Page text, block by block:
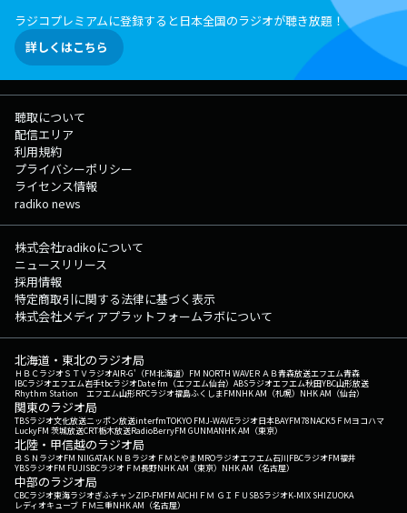
ラジコプレミアムに登録すると日本全国のラジオが聴き放題！
詳しくはこちら
聴取について
配信エリア
利用規約
プライバシーポリシー
ライセンス情報
radiko news
株式会社radikoについて
ニュースリリース
採用情報
特定商取引に関する法律に基づく表示
株式会社メディアプラットフォームラボについて
北海道・東北のラジオ局
ＨＢＣラジオＳＴＶラジオAIR-G'（FM北海道） FM NORTH WAVEＲＡＢ青森放送エフエム青森
IBCラジオエフエム岩手tbcラジオDate fm（エフエム仙台） ABSラジオエフエム秋田YBC山形放送
Rhythm Station エフエム山形RFCラジオ福島ふくしまFMNHK AM（札幌） NHK AM（仙台）
関東のラジオ局
TBSラジオ文化放送ニッポン放送interfmTOKYO FMJ-WAVEラジオ日本BAYFM78NACK5 ＦＭヨコハマ
LuckyFM 茨城放送CRT栃木放送RadioBerryFM GUNMANHK AM（東京）
北陸・甲信越のラジオ局
ＢＳＮラジオFM NIIGATAＫＮＢラジオ ＦＭとやまMROラジオエフエム石川FBCラジオFM福井
YBSラジオFM FUJISBCラジオ ＦＭ長野NHK AM（東京） NHK AM（名古屋）
中部のラジオ局
CBCラジオ東海ラジオぎふチャンZIP-FMFM AICHI ＦＭ ＧＩＦＵ SBSラジオK-MIX SHIZUOKA
レディオキューブ ＦＭ三重NHK AM（名古屋）